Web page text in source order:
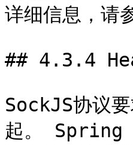
详细信息，请
## 4.3.4
SockJS协议
起。 Spring